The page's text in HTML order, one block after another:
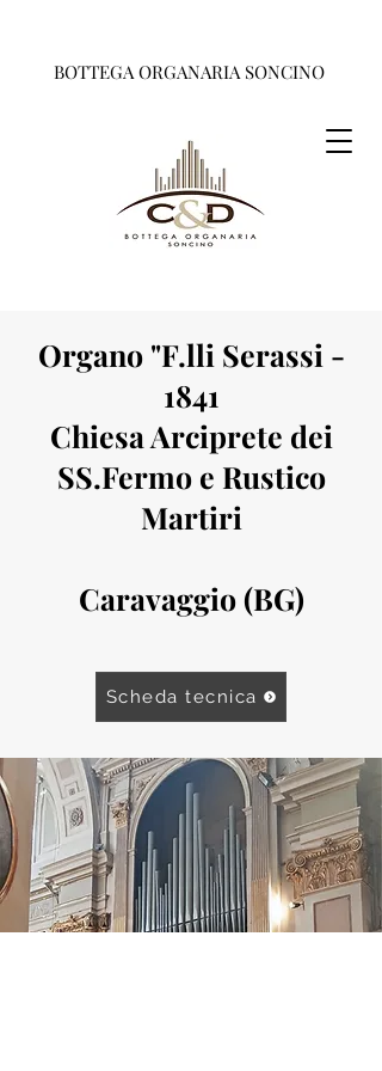
BOTTEGA ORGANARIA SONCINO
Organo "F.lli Serassi -
1841
Chiesa Arciprete dei
SS.Fermo e Rustico
Martiri
Caravaggio (BG)
Scheda tecnica